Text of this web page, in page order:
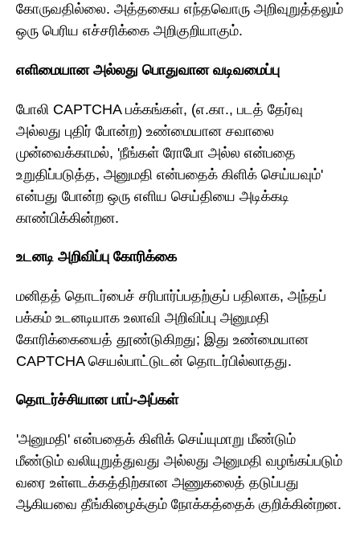
கோருவதில்லை. அத்தகைய எந்தவொரு அறிவுறுத்தலும்
ஒரு பெரிய எச்சரிக்கை அறிகுறியாகும்.
எளிமையான அல்லது பொதுவான வடிவமைப்பு
போலி CAPTCHA பக்கங்கள், (எ.கா., படத் தேர்வு
அல்லது புதிர் போன்ற) உண்மையான சவாலை
முன்வைக்காமல், 'நீங்கள் ரோபோ அல்ல என்பதை
உறுதிப்படுத்த, அனுமதி என்பதைக் கிளிக் செய்யவும்'
என்பது போன்ற ஒரு எளிய செய்தியை அடிக்கடி
காண்பிக்கின்றன.
உடனடி அறிவிப்பு கோரிக்கை
மனிதத் தொடர்பைச் சரிபார்ப்பதற்குப் பதிலாக, அந்தப்
பக்கம் உடனடியாக உலாவி அறிவிப்பு அனுமதி
கோரிக்கையைத் தூண்டுகிறது; இது உண்மையான
CAPTCHA செயல்பாட்டுடன் தொடர்பில்லாதது.
தொடர்ச்சியான பாப்-அப்கள்
'அனுமதி' என்பதைக் கிளிக் செய்யுமாறு மீண்டும்
மீண்டும் வலியுறுத்துவது அல்லது அனுமதி வழங்கப்படும்
வரை உள்ளடக்கத்திற்கான அணுகலைத் தடுப்பது
ஆகியவை தீங்கிழைக்கும் நோக்கத்தைக் குறிக்கின்றன.